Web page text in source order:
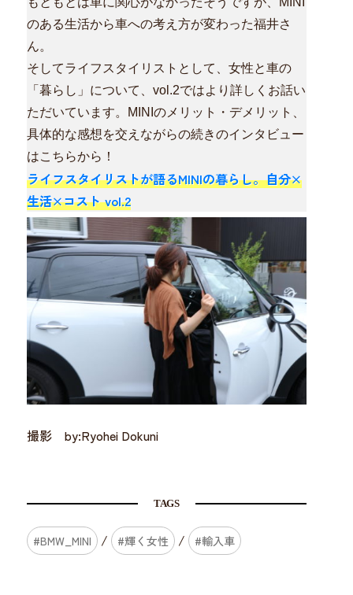
のある生活から車への考え方が変わった福井さ
ん。
そしてライフスタイリストとして、女性と車の
「暮らし」について、vol.2ではより詳しくお話い
ただいています。
MINIのメリット・デメリット、
具体的な感想を交えながらの続きのインタビュー
はこちらから！
ライフスタイリストが語るMINIの暮らし。自分×
生活×コスト vol.2
撮影 by:Ryohei Dokuni
TAGS
#BMW_MINI / #輝く女性 / #輸入車